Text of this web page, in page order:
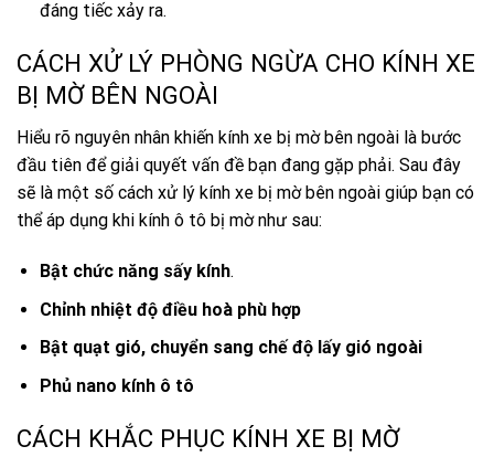
đáng tiếc xảy ra.
CÁCH XỬ LÝ PHÒNG NGỪA CHO KÍNH XE
BỊ MỜ BÊN NGOÀI
Hiểu rõ nguyên nhân khiến kính xe bị mờ bên ngoài là bước
đầu tiên để giải quyết vấn đề bạn đang gặp phải. Sau đây
sẽ là một số cách xử lý kính xe bị mờ bên ngoài giúp bạn có
thể áp dụng khi kính ô tô bị mờ như sau:
Bật chức năng sấy kính.
Chỉnh nhiệt độ điều hoà phù hợp
Bật quạt gió, chuyển sang chế độ lấy gió ngoài
Phủ nano kính ô tô
CÁCH KHẮC PHỤC KÍNH XE BỊ MỜ